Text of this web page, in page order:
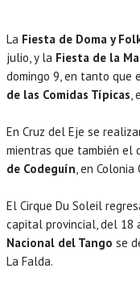
La Fiesta de Doma y
julio, y la Fiesta de la
domingo 9, en tanto que
de las Comidas Típicas,
En Cruz del Eje se
mientras que también el
de Codeguín, en Colonia
El Cirque Du Soleil
capital provincial, del 18
Nacional del Tango se
La Falda.